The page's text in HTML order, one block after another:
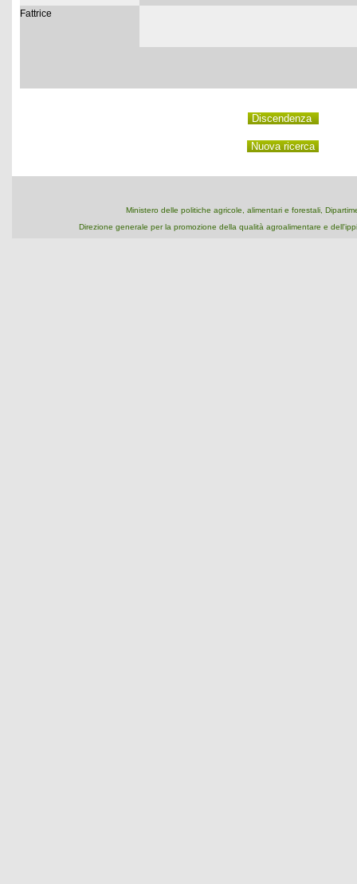
Fattrice
Ministero delle politiche agricole, alimentari e forestali,
Direzione generale per la promozione della qualità agroalimentare e